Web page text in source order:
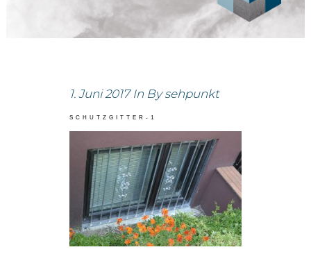
1. Juni 2017 In By sehpunkt
SCHUTZGITTER-1